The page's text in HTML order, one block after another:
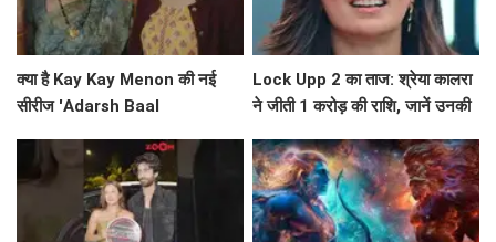
क्या है Kay Kay Menon की नई
सीरीज 'Adarsh Baal
Lock Upp 2 का ताज: श्रेया कालरा
ने जीती 1 करोड़ की राशि, जानें उनकी